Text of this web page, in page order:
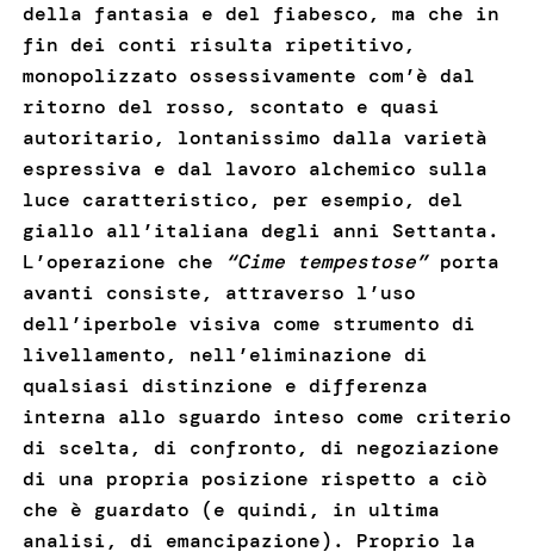
della fantasia e del fiabesco, ma che in
fin dei conti risulta ripetitivo,
monopolizzato ossessivamente com’è dal
ritorno del rosso, scontato e quasi
autoritario, lontanissimo dalla varietà
espressiva e dal lavoro alchemico sulla
luce caratteristico, per esempio, del
giallo all’italiana degli anni Settanta.
L’operazione che
“Cime tempestose”porta
avanti consiste, attraverso l’uso
dell’iperbole visiva come strumento di
livellamento, nell’eliminazione di
qualsiasi distinzione e differenza
interna allo sguardo inteso come criterio
di scelta, di confronto, di negoziazione
di una propria posizione rispetto a ciò
che è guardato (e quindi, in ultima
analisi, di emancipazione). Proprio la